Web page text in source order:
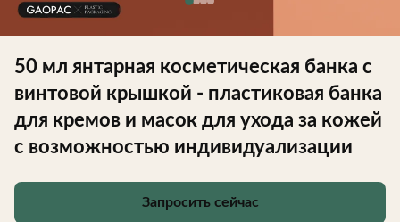
50 мл янтарная косметическая банка с
винтовой крышкой - пластиковая банка
для кремов и масок для ухода за кожей
с возможностью индивидуализации
Запросить сейчас